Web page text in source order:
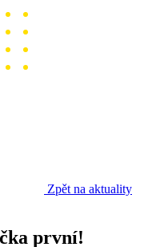
Zpět na aktuality
první!